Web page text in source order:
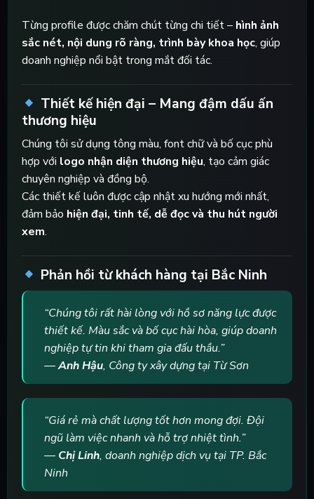
Từng profile được chăm chút từng chi tiết – hình ảnh
sắc nét, nội dung rõ ràng, trình bày khoa học, giúp
doanh nghiệp nổi bật trong mắt đối tác.
Thiết kế hiện đại – Mang đậm dấu ấn
thương hiệu
Chúng tôi sử dụng tông màu, font chữ và bố cục phù
hợp với logo nhận diện thương hiệu, tạo cảm giác
chuyên nghiệp và đồng bộ.
Các thiết kế luôn được cập nhật xu hướng mới nhất,
đảm bảo hiện đại, tinh tế, dễ đọc và thu hút người
xem.
Phản hồi từ khách hàng tại Bắc Ninh
“Chúng tôi rất hài lòng với hồ sơ năng lực được
thiết kế. Màu sắc và bố cục hài hòa, giúp doanh
nghiệp tự tin khi tham gia đấu thầu.”
—Anh Hậu, Công ty xây dựng tại Từ Sơn
“Giá rẻ mà chất lượng tốt hơn mong đợi. Đội
ngũ làm việc nhanh và hỗ trợ nhiệt tình.”
— Chị Linh, doanh nghiệp dịch vụ tại TP. Bắc
Ninh